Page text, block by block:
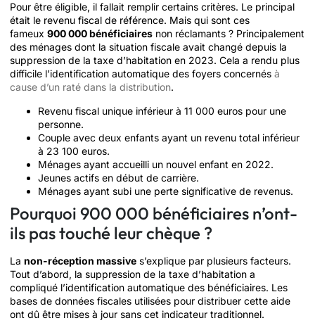
Pour être éligible, il fallait remplir certains critères. Le principal
était le revenu fiscal de référence. Mais qui sont ces
fameux 900 000 bénéficiaires non réclamants ? Principalement
des ménages dont la situation fiscale avait changé depuis la
suppression de la taxe d’habitation en 2023. Cela a rendu plus
difficile l’identification automatique des foyers concernés à
cause d’un raté dans la distribution.
Revenu fiscal unique inférieur à 11 000 euros pour une
personne.
Couple avec deux enfants ayant un revenu total inférieur
à 23 100 euros.
Ménages ayant accueilli un nouvel enfant en 2022.
Jeunes actifs en début de carrière.
Ménages ayant subi une perte significative de revenus.
Pourquoi 900 000 bénéficiaires n’ont-
ils pas touché leur chèque ?
La non-réception massive s’explique par plusieurs facteurs.
Tout d’abord, la suppression de la taxe d’habitation a
compliqué l’identification automatique des bénéficiaires. Les
bases de données fiscales utilisées pour distribuer cette aide
ont dû être mises à jour sans cet indicateur traditionnel.